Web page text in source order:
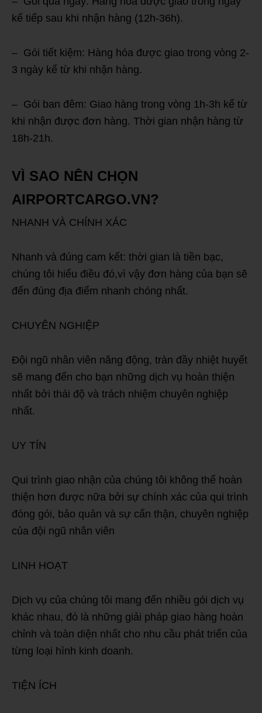
kế tiếp sau khi nhận hàng (12h-36h).
– Gói tiết kiệm: Hàng hóa được giao trong vòng 2-
3 ngày kể từ khi nhận hàng.
– Gói ban đêm: Giao hàng trong vòng 1h-3h kể từ
khi nhận được đơn hàng. Thời gian nhận hàng từ
18h-21h.
VÌ SAO NÊN CHỌN
AIRPORTCARGO.VN?
NHANH VÀ CHÍNH XÁC
Nhanh và đúng cam kết: thời gian là tiền bạc,
chúng tôi hiểu điều đó,vì vậy đơn hàng của bạn sẽ
đến đúng địa điểm nhanh chóng nhất.
CHUYÊN NGHIỆP
Đội ngũ nhân viên năng động, tràn đầy nhiệt huyết
sẽ mang đến cho bạn những dịch vụ hoàn thiện
nhất bởi thái độ và trách nhiệm chuyên nghiệp
nhất.
UY TÍN
Qui trình giao nhận của chúng tôi không thể hoàn
thiện hơn được nữa bởi sự chính xác của qui trình
đóng gói, bảo quản và sự cẩn thận, chuyên nghiệp
của đội ngũ nhân viên
LINH HOẠT
Dịch vụ của chúng tôi mang đến nhiều gói dịch vụ
khác nhau, đó là những giải pháp giao hàng hoàn
chỉnh và toàn diện nhất cho nhu cầu phát triển của
từng loại hình kinh doanh.
TIỆN ÍCH